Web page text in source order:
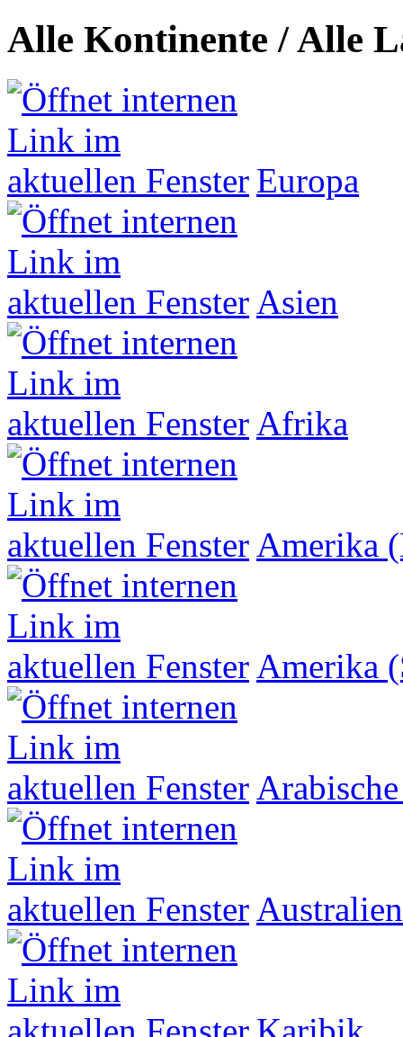
Alle Kontinente / Alle
Europa
Asien
Afrika
Amerika
Amerika
Australien